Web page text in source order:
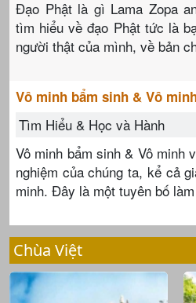
Đạo Phật là gì Lama Zopa
tìm hiểu về đạo Phật tức là
người thật của mình, về bản
Vô minh bẩm sinh & Vô
Tìm Hiểu & Học và Hành
Vô minh bẩm sinh & Vô minh
nghiệm của chúng ta, kể cả
minh. Đây là một tuyên bố
Chùa Việt